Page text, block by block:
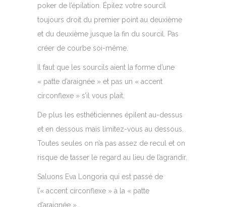
poker de l’épilation. Épilez votre sourcil
toujours droit du premier point au deuxième
et du deuxième jusque la fin du sourcil. Pas
créer de courbe soi-même.
Il faut que les sourcils aient la forme d’une
« patte d’araignée » et pas un « accent
circonflexe » s’il vous plait.
De plus les esthéticiennes épilent au-dessus
et en dessous mais limitez-vous au dessous.
Toutes seules on n’a pas assez de recul et on
risque de tasser le regard au lieu de l’agrandir.
Saluons Eva Longoria qui est passé de
l’« accent circonflexe » à la « patte
d’araignée »…